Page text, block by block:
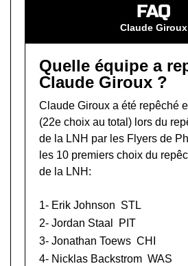
FAQ
Claude Giroux
Quelle équipe a
Claude Giroux ?
Claude Giroux a été repêché
(22e choix au total) lors du
de la LNH par les Flyers de
les 10 premiers choix du
de la LNH:
1- Erik Johnson STL
2- Jordan Staal
PIT
3- Jonathan Toews CHI
4- Nicklas Backstrom WAS